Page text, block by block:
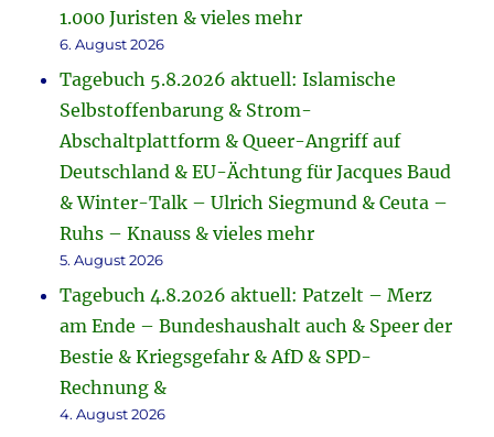
1.000 Juristen & vieles mehr
6. August 2026
Tagebuch 5.8.2026 aktuell: Islamische
Selbstoffenbarung & Strom-
Abschaltplattform & Queer-Angriff auf
Deutschland & EU-Ächtung für Jacques Baud
& Winter-Talk – Ulrich Siegmund & Ceuta –
Ruhs – Knauss & vieles mehr
5. August 2026
Tagebuch 4.8.2026 aktuell: Patzelt – Merz
am Ende – Bundeshaushalt auch & Speer der
Bestie & Kriegsgefahr & AfD & SPD-
Rechnung &
4. August 2026